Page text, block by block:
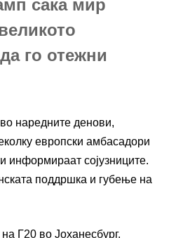
сака мир
го отежни
наредните денови,
европски амбасадори
информираат сојузниците.
поддршка и губење на
Г20 во Јоханесбург.